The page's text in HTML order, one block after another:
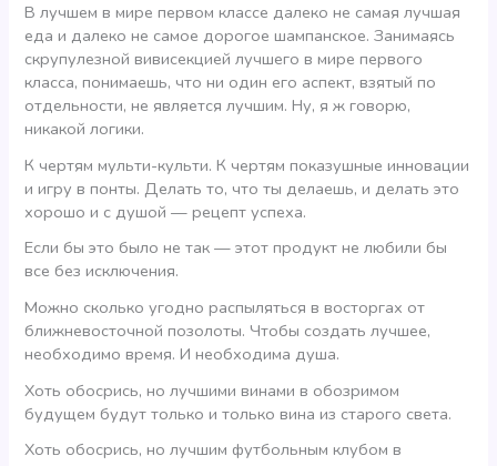
В лучшем в мире первом классе далеко не самая лучшая
еда и далеко не самое дорогое шампанское. Занимаясь
скрупулезной вивисекцией лучшего в мире первого
класса, понимаешь, что ни один его аспект, взятый по
отдельности, не является лучшим. Ну, я ж говорю,
никакой логики.
К чертям мульти-культи. К чертям показушные инновации
и игру в понты. Делать то, что ты делаешь, и делать это
хорошо и с душой — рецепт успеха.
Если бы это было не так — этот продукт не любили бы
все без исключения.
Можно сколько угодно распыляться в восторгах от
ближневосточной позолоты. Чтобы создать лучшее,
необходимо время. И необходима душа.
Хоть обосрись, но лучшими винами в обозримом
будущем будут только и только вина из старого света.
Хоть обосрись, но лучшим футбольным клубом в